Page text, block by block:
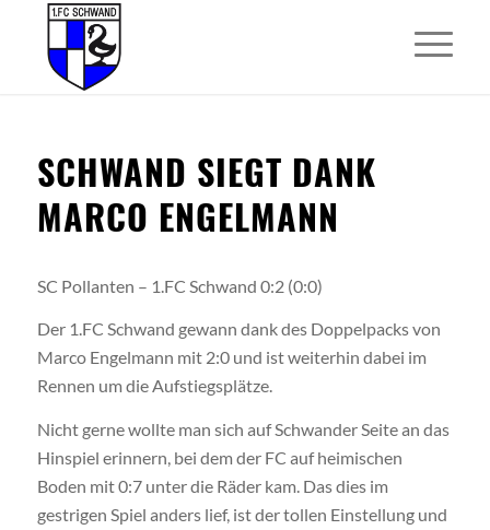
SCHWAND SIEGT DANK
MARCO ENGELMANN
SC Pollanten – 1.FC Schwand 0:2 (0:0)
Der 1.FC Schwand gewann dank des Doppelpacks von
Marco Engelmann mit 2:0 und ist weiterhin dabei im
Rennen um die Aufstiegsplätze.
Nicht gerne wollte man sich auf Schwander Seite an das
Hinspiel erinnern, bei dem der FC auf heimischen
Boden mit 0:7 unter die Räder kam. Das dies im
gestrigen Spiel anders lief, ist der tollen Einstellung und